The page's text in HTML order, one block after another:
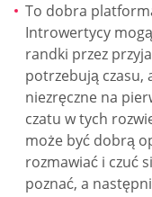
To dobra
Introwertycy
randki przez
potrzebują czasu,
niezręczne na
czatu w tych
może być dobrą
rozmawiać i czuć
poznać, a